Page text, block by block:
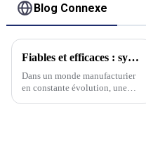
Blog Connexe
Fiables et efficaces : systèmes de convoyeurs à chaîne hautes performances pour une manutention optimisée des matériaux
Dans un monde manufacturier
en constante évolution, une